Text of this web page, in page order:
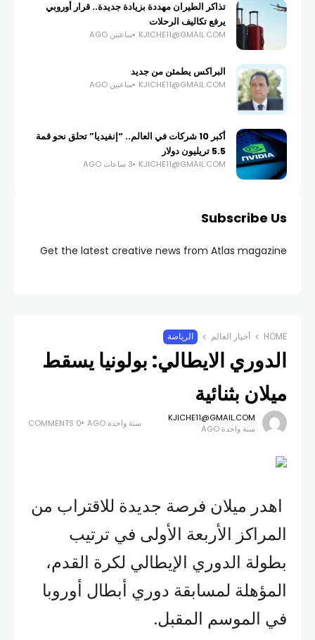
تذاكر الطيران مهددة بزيادة جديدة.. قرار أوروبي
يرفع تكاليف الرحلات
KJICHE11@GMAIL.COM ساعتين AGO
البراكس يطمئن من جديد
KJICHE11@GMAIL.COM ساعتين AGO
أكبر 10 شركات في العالم.. “إنفيديا” تحلق نحو قمة
5.5 تريليون دولار
KJICHE11@GMAIL.COM 3 ساعات AGO
Subscribe Us
Get the latest creative news from Atlas magazine
HOME أخبار العالم الرياضة
الدوري الايطالي: بولونيا يسقط
ميلان بثنائية
KJICHE11@GMAIL.COM
سنة واحدة AGO
سنة واحدة AGO 0 COMMENTS
اهدر ميلان فرصة جديدة للاقتراب من
المراكز الأربعة الأولى في ترتيب
بطولة الدوري الإيطالي لكرة القدم،
المؤهلة لمسابقة دوري أبطال أوروبا
في الموسم المقبل.